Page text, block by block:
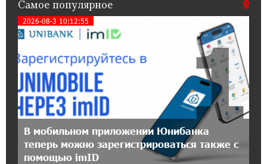
Flyone: Idram&IDBank
11:30:15 17-07-2026
Ucom и Microsoft Innovation Center помогают
школьникам развивать навыки
кибербезопасности
При поддержке Ucom в Шенаване
установлена солнечная станция мощностью
10 кВт
Самое популярное
2026-08-3 10:12:55
В мобильном приложении Юнибанка
теперь можно зарегистрироваться также с
помощью imID
1